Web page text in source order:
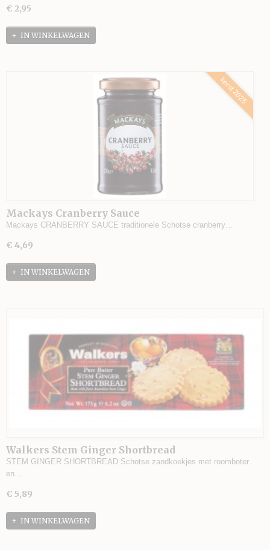
€ 2,95
IN WINKELWAGEN
kerst 2025
Mackays Cranberry Sauce
Mackays CRANBERRY SAUCE traditionele Schotse cranberry…
€ 4,69
IN WINKELWAGEN
Walkers Stem Ginger Shortbread
STEM GINGER SHORTBREAD Schotse zandkoekjes met roomboter
en…
€ 5,89
IN WINKELWAGEN